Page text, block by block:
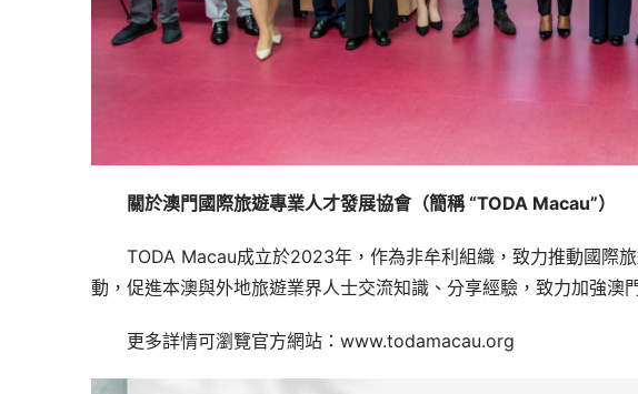
關於澳門國際旅遊專業人才發展協會（簡稱 “TODA Macau”）
TODA Macau成立於2023年，作為非牟利組織，致力推動國際
動，促進本澳與外地旅遊業界人士交流知識、分享經驗，致力加強澳
更多詳情可瀏覽官方網站：www.todamacau.org